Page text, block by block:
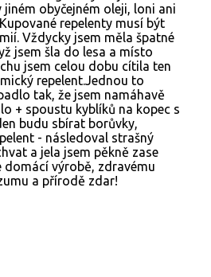
jiném obyčejném oleji, loni ani
repelenty musí být
Vždycky jsem měla špatné
jsem šla do lesa a místo
jsem celou dobu cítila ten
repelent.Jednou to
tak, že jsem namáhavě
+ spoustu kyblíků na kopec s
budu sbírat borůvky,
- následoval strašný
a jela jsem pěkně zase
domácí výrobě, zdravému
a přírodě zdar!